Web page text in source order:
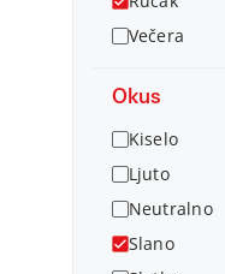
Večera
Okus
Kiselo
Ljuto
Neutralno
Slano